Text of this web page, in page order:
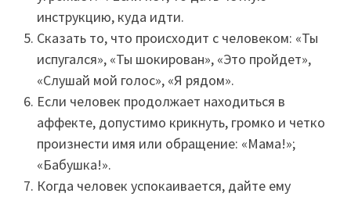
инструкцию, куда идти.
Сказать то, что происходит с человеком: «Ты
испугался», «Ты шокирован», «Это пройдет»,
«Слушай мой голос», «Я рядом».
Если человек продолжает находиться в
аффекте, допустимо крикнуть, громко и четко
произнести имя или обращение: «Мама!»;
«Бабушка!».
Когда человек успокаивается, дайте ему